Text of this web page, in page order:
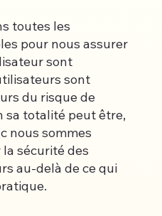
toutes les
pour nous assurer
sont
sont
du risque de
sa totalité peut être,
nous sommes
sécurité des
au-delà de ce qui